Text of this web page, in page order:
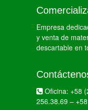
Empresa
y venta de
descartable en
Oficina: +58
256.38.69 –